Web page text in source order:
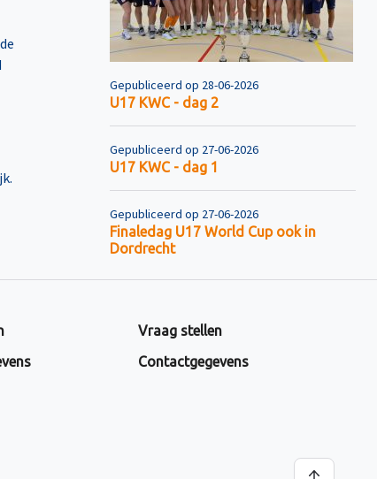
Gepubliceerd op 28-06-2026
U17 KWC - dag 2
Gepubliceerd op 27-06-2026
U17 KWC - dag 1
Gepubliceerd op 27-06-2026
Finaledag U17 World Cup ook in
Dordrecht
Vraag stellen
Contactgegevens